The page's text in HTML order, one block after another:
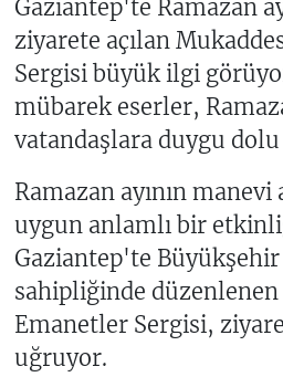
Gaziantep'te Ramazan
ziyarete açılan
Sergisi büyük ilgi
mübarek eserler,
vatandaşlara duygu dolu
Ramazan ayının
uygun anlamlı bir
Gaziantep'te
sahipliğinde düzenlenen
Emanetler Sergisi,
uğruyor.